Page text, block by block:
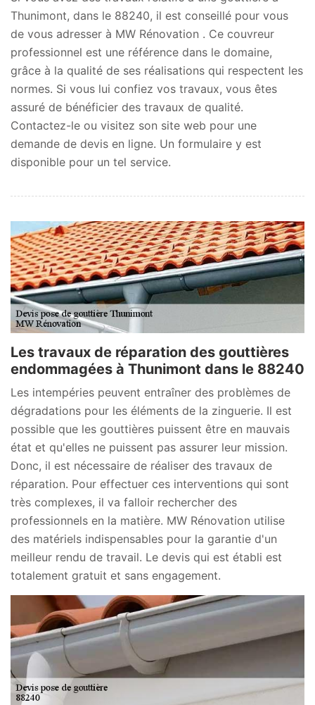
Thunimont, dans le 88240, il est conseillé pour vous
de vous adresser à MW Rénovation . Ce couvreur
professionnel est une référence dans le domaine,
grâce à la qualité de ses réalisations qui respectent les
normes. Si vous lui confiez vos travaux, vous êtes
assuré de bénéficier des travaux de qualité.
Contactez-le ou visitez son site web pour une
demande de devis en ligne. Un formulaire y est
disponible pour un tel service.
Les travaux de réparation des gouttières
endommagées à Thunimont dans le 88240
Les intempéries peuvent entraîner des problèmes de
dégradations pour les éléments de la zinguerie. Il est
possible que les gouttières puissent être en mauvais
état et qu'elles ne puissent pas assurer leur mission.
Donc, il est nécessaire de réaliser des travaux de
réparation. Pour effectuer ces interventions qui sont
très complexes, il va falloir rechercher des
professionnels en la matière. MW Rénovation utilise
des matériels indispensables pour la garantie d'un
meilleur rendu de travail. Le devis qui est établi est
totalement gratuit et sans engagement.